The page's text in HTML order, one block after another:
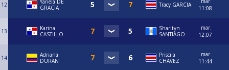
12
Yariela DE
GRACIA
Tracy GARCIA
11:08
13
Karina
CASTILLO
Sharityn
SANTIAGO
mar.
12:07
14
Adriana
DURAN
Priscila
CHAVEZ
mar.
11:44